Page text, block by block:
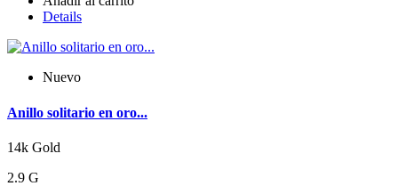
Details
Nuevo
Anillo solitario en oro...
14k Gold
2.9 G